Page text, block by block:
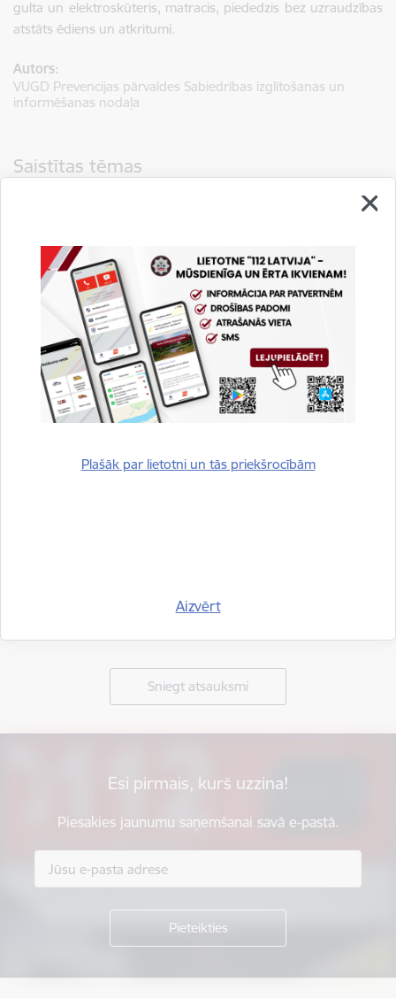
Plašāk par lietotni un tās priekšrocībām
Aizvērt
gulta un elektroskūteris, matracis, piededzis bez uzraudzības
atstāts ēdiens un atkritumi.
Autors:
VUGD Prevencijas pārvaldes Sabiedrības izglītošanas un
informēšanas nodaļa
Saistītas tēmas
Drukāt lapu
Dalīties
Sniegt atsauksmi
Esi pirmais, kurš uzzina!
Piesakies jaunumu saņemšanai savā e-pastā.